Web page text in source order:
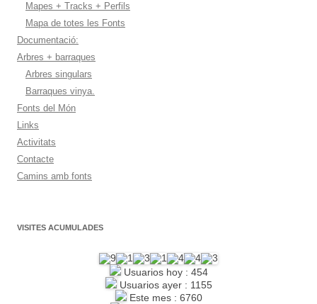
Mapes + Tracks + Perfils
Mapa de totes les Fonts
Documentació:
Arbres + barraques
Arbres singulars
Barraques vinya.
Fonts del Món
Links
Activitats
Contacte
Camins amb fonts
VISITES ACUMULADES
Usuarios hoy : 454
Usuarios ayer : 1155
Este mes : 6760